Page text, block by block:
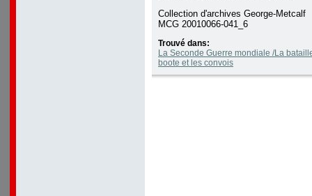
Collection d'archives George-Metcalf
MCG 20010066-041_6
Trouvé dans:
La Seconde Guerre mondiale /La
boote et les convois